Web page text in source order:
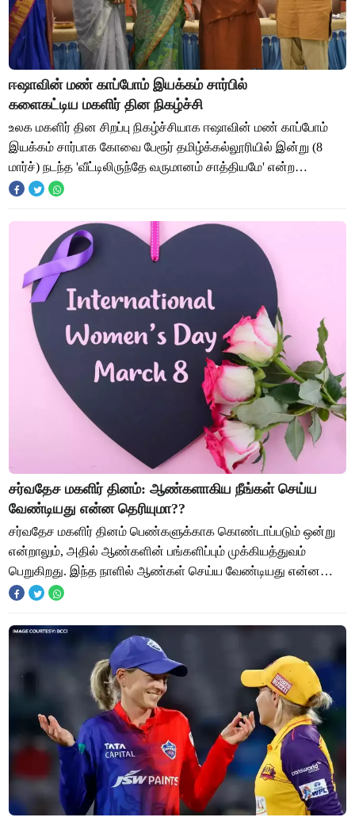
ஈஷாவின் மண் காப்போம் இயக்கம் சார்பில்
களைகட்டிய மகளிர் தின நிகழ்ச்சி
உலக மகளிர் தின சிறப்பு நிகழ்ச்சியாக ஈஷாவின் மண் காப்போம்
இயக்கம் சார்பாக கோவை பேரூர் தமிழ்க்கல்லூரியில் இன்று (8
மார்ச்) நடந்த 'வீட்டிலிருந்தே வருமானம் சாத்தியமே' என்ற
நிகழ்ச்சியில் 250-க்கும் மேற்பட
சர்வதேச மகளிர் தினம்: ஆண்களாகிய நீங்கள் செய்ய
வேண்டியது என்ன தெரியுமா??
சர்வதேச மகளிர் தினம் பெண்களுக்காக கொண்டாப்படும் ஒன்று
என்றாலும், அதில் ஆண்களின் பங்களிப்பும் முக்கியத்துவம்
பெறுகிறது. இந்த நாளில் ஆண்கள் செய்ய வேண்டியது என்ன
தெரியுமா?? "சர்வதேச மகளிர் தினம்" ஒவ்வொர